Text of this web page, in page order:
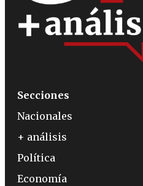
Secciones
Nacionales
+ análisis
Política
Economía